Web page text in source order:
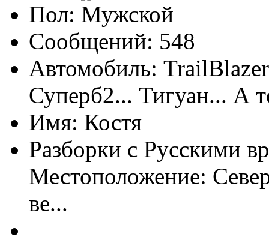
Пол:
Сообщений: 548
Автомобиль:
Суперб2... Тигуан... А
Имя: Костя
Разборки с Русскими
Местоположение:
ве...